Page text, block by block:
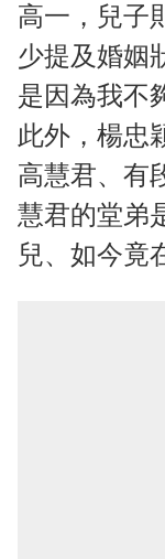
高一，兒子
少提及婚姻
是因為我不
此外，楊忠
高慧君、有
慧君的堂弟
兒、如今竟